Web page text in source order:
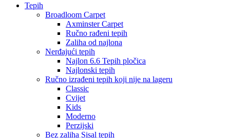
Tepih
Broadloom Carpet
Axminster Carpet
Ručno rađeni tepih
Zaliha od najlona
Nerđajući tepih
Najlon 6.6 Tepih pločica
Najlonski tepih
Ručno izrađeni tepih koji nije na lageru
Classic
Cvijet
Kids
Moderno
Perzijski
Bez zaliha Sisal tepih